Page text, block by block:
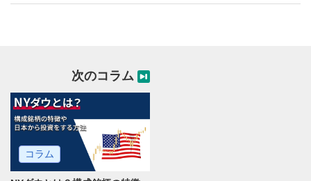
次のコラム
コラム